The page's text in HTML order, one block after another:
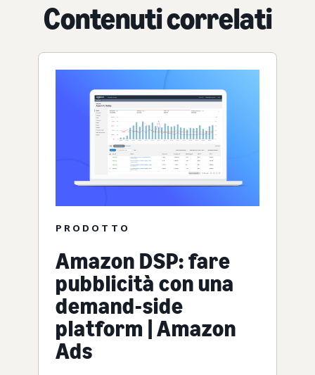
Contenuti correlati
PRODOTTO
Amazon DSP: fare
pubblicità con una
demand-side
platform | Amazon
Ads